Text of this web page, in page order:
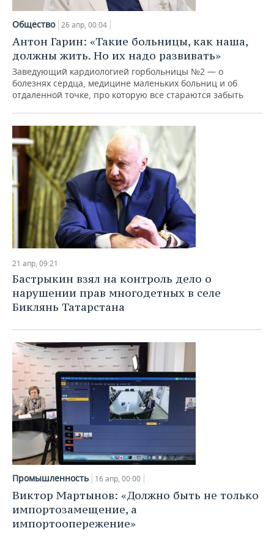
Общество 26 апр, 00:04
Антон Гарин: «Такие больницы, как наша,
должны жить. Но их надо развивать»
Заведующий кардиологией горбольницы №2 — о
болезнях сердца, медицине маленьких больниц и об
отдаленной точке, про которую все стараются забыть
21 апр, 09:21
Бастрыкин взял на контроль дело о
нарушении прав многодетных в селе
Биклянь Татарстана
Промышленность 16 апр, 00:00
Виктор Мартынов: «Должно быть не только
импортозамещение, а
импортоопережение»